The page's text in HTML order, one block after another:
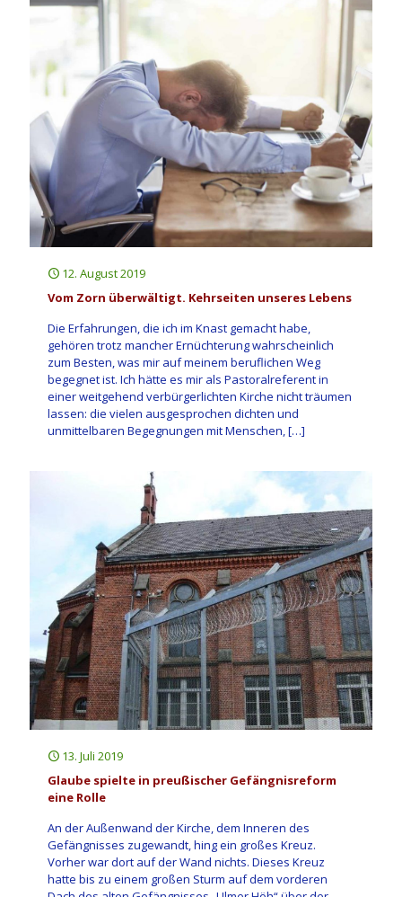
12. August 2019
Vom Zorn überwältigt. Kehrseiten unseres Lebens
Die Erfahrungen, die ich im Knast gemacht habe,
gehören trotz mancher Ernüchterung wahrscheinlich
zum Besten, was mir auf meinem beruflichen Weg
begegnet ist. Ich hätte es mir als Pastoralreferent in
einer weitgehend verbürgerlichten Kirche nicht träumen
lassen: die vielen ausgesprochen dichten und
unmittelbaren Begegnungen mit Menschen,[…]
13. Juli 2019
Glaube spielte in preußischer Gefängnisreform
eine Rolle
An der Außenwand der Kirche, dem Inneren des
Gefängnisses zugewandt, hing ein großes Kreuz.
Vorher war dort auf der Wand nichts. Dieses Kreuz
hatte bis zu einem großen Sturm auf dem vorderen